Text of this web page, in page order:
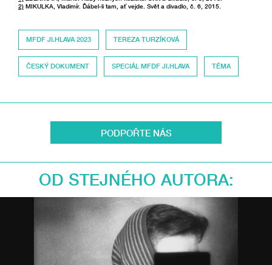
2) MIKULKA, Vladimír. Ďábel-li tam, ať vejde. Svět a divadlo, č. 6, 2015.
MFDF JI.HLAVA 2023 TEREZA TURZÍKOVÁ
ČESKÝ DOKUMENT SPECIÁL MFDF JI.HLAVA TÉMA
PODPOŘTE NÁS
OD STEJNÉHO AUTORA: